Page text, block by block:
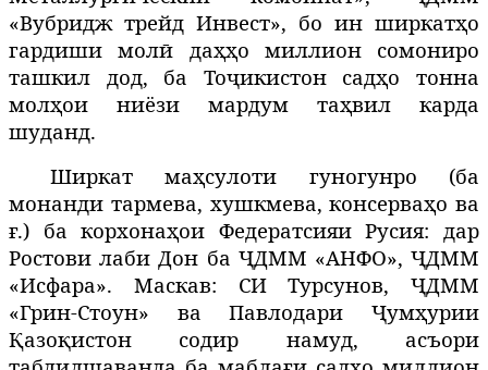
«Вубридж трейд Инвест», бо ин ширкатҳо
гардиши молӣ даҳҳо миллион сомониро
ташкил дод, ба Тоҷикистон садҳо тонна
молҳои ниёзи мардум таҳвил карда
шуданд.
Ширкат маҳсулоти гуногунро (ба
монанди тармева, хушкмева, консерваҳо ва
ғ.) ба корхонаҳои Федератсияи Русия: дар
Ростови лаби Дон ба ҶДММ «АНФО», ҶДММ
«Исфара». Маскав: СИ Турсунов, ҶДММ
«Грин-Стоун» ва Павлодари Ҷумҳурии
Қазоқистон содир намуд, асъори